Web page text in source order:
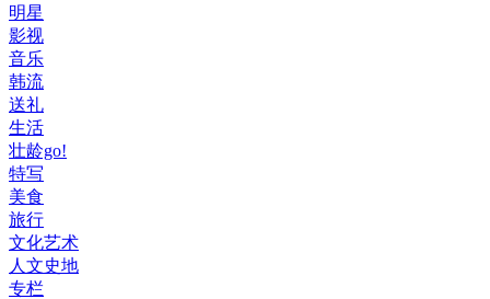
明星
影视
音乐
韩流
送礼
生活
壮龄go!
特写
美食
旅行
文化艺术
人文史地
专栏